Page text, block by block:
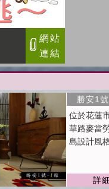
勝安1
位於花蓮
華路麥當
島設計風
詳